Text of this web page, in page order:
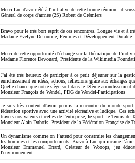
Merci Luc d'avoir été à l'initiative de cette bonne réunion -
Général de corps d'armée (2S) Robert de Crémiers
Bravo pour le très bon esprit de ces rencontres. Longue vie et à
Madame Evelyne Delourme, Femmes et Développement Durable
Merci de cette opportunité d’échange sur la thématique de
Madame Florence Devouard, Présidente de la Wikimedia
J'ai été très heureux de participer à ce petit déjeuner sur la
enrichissement en idées, actions, réflexions grâce aux échanges
Quelle chance que notre siège soit dans le IXème arrondissement
Monsieur François de Wendel, PDG de Wendel-Participations
Je suis très content d'avoir permis la rencontre du monde
fédération sportive avec une activité récréative et ludique. Ces
travers nos valeurs et celles de l'entreprise, le sport, le Tennis de
Monsieur Alain Dubois, Président de la Fédération Française de
Un dynamisme comme on l’attend pour construire les
les hommes et les comportements. Bravo à Luc qui incarne l’âme
Monsieur Emmanuel Errard, Créateur de Wooops, jeu
l'environnement